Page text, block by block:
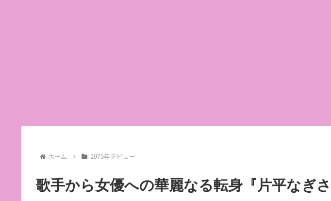
ホーム 1975年デビュー
歌手から女優への華麗なる転身『片平なぎさ